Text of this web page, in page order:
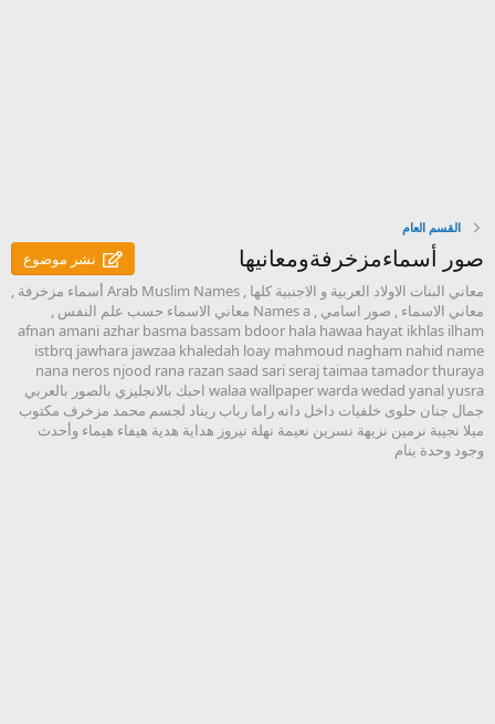
القسم العام
صور أسماءمزخرفةومعانيها
نشر موضوع
معاني البنات الاولاد العربية و الاجنبية كلها , Arab Muslim Names أسماء مزخرفة ,
معاني الاسماء , صور اسامي , Names a معاني الاسماء حسب علم النفس ,
afnan amani azhar basma bassam bdoor hala hawaa hayat ikhlas ilham
istbrq jawhara jawzaa khaledah loay mahmoud nagham nahid name
nana neros njood rana razan saad sari seraj taimaa tamador thuraya
walaa wallpaper warda wedad yanal yusra احبك بالانجليزي بالصور بالعربي
جمال جنان حلوى خلفيات داخل دانه راما رباب ريناد لجسم محمد مزخرف مكتوب
ميلا نجيبة نرمين نزيهة نسرين نعيمة نهلة نيروز هداية هدية هيفاء هيماء وأحدث
وجود وحدة ينام